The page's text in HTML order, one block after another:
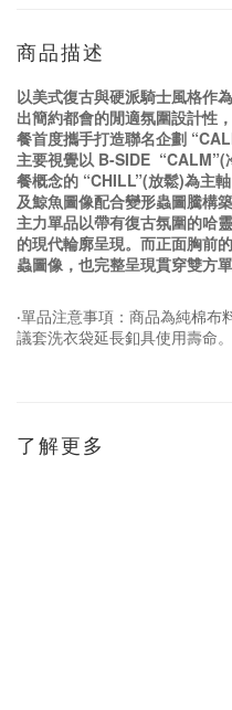
商品描述
以美式復古與硬派騎士風格作
出簡約都會的閒適氛圍設計性
餐首度攜手打造聯名企劃
主要視覺以 B-SIDE “CALM”(
餐概念的 “CHILL”(放鬆)為主
及鯨魚圖像配合變形蟲圖騰構
主力單品以帶有復古氛圍的哈
的現代輪廓呈現。而正面胸前
蟲圖像，也完整呈現貫穿雙方
‧單品注意事項：商品為純棉
議套洗衣袋延長釦具使用壽命。
了解更多